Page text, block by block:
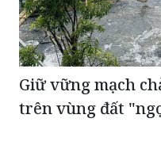
Giữ vững mạch
trên vùng đất
Hơn 1.000 người